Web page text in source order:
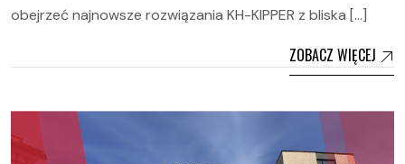
obejrzeć najnowsze rozwiązania KH-KIPPER z bliska […]
ZOBACZ WIĘCEJ